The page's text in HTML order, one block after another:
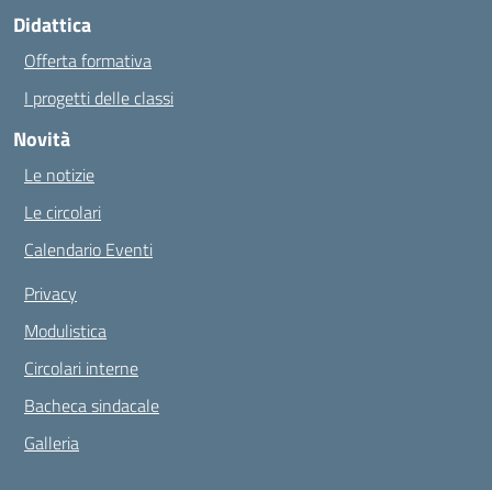
Didattica
Offerta formativa
I progetti delle classi
Novità
Le notizie
Le circolari
Calendario Eventi
Privacy
Modulistica
Circolari interne
Bacheca sindacale
Galleria